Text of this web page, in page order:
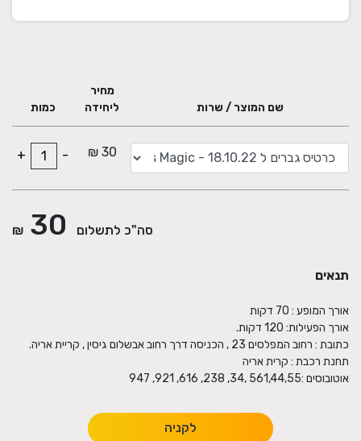
שם המוצר / שרות
מחיר
ליחידה
כמות
30 ₪
-
+
סה"כ לתשלום 30
₪
תנאים
אוטובוסים :561,44,55 ,34, 238, 616, 921, 947
לקניה